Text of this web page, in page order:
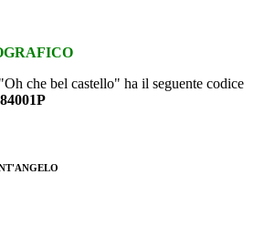
che bel castello" ha il seguente codice